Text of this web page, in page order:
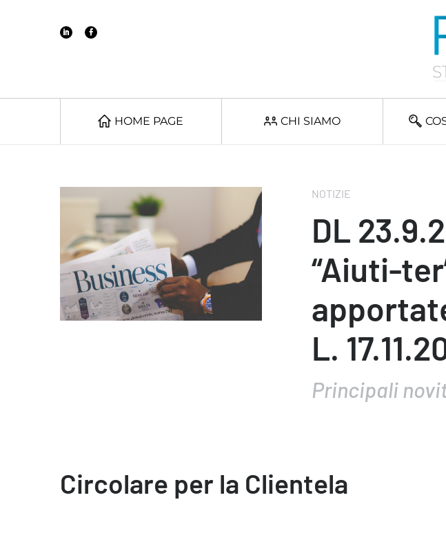
HOME PAGE CHI SIAMO
NOTIZIE
DL
“Aiuti-
L.
Principali
Circolare per la Clientela